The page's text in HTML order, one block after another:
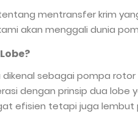
mentransfer krim
akan menggali dunia
dikenal sebagai pompa
dengan prinsip dua lobe
efisien tetapi juga lembut